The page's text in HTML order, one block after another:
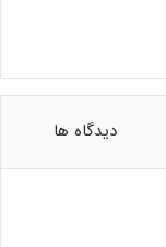
دیدگاه ها